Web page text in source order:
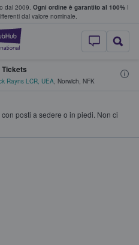
dal 2009. Ogni ordine è garantito al 100%I
dal valore nominale.
StubHub - Dove
biglietti
Rayns LCR, UEA, Norwich, NFK
posti a sedere o in piedi. Non ci